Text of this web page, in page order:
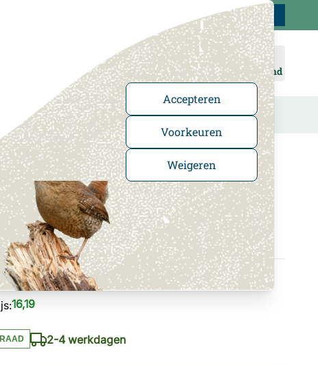
Accepteren
Voorkeuren
Weigeren
-4.5/5 Word lid
Inloggen Winkelmand
Cadeaus en boeken In de Kijker
Arundel
2 reviews
16,19
2-4 werkdagen